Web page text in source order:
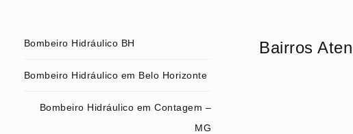
Bombeiro Hidráulico BH
Bombeiro Hidráulico em Belo Horizonte
Bombeiro Hidráulico em Contagem –
MG
Bairros